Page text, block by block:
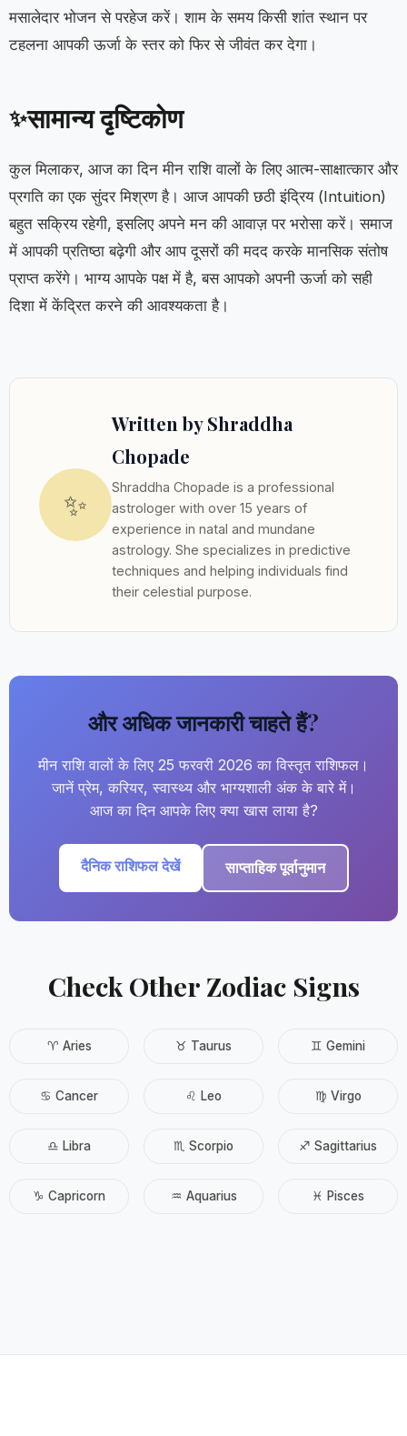
मसालेदार भोजन से परहेज करें। शाम के समय किसी शांत स्थान पर
टहलना आपकी ऊर्जा के स्तर को फिर से जीवंत कर देगा।
✨सामान्य दृष्टिकोण
कुल मिलाकर, आज का दिन मीन राशि वालों के लिए आत्म-साक्षात्कार और
प्रगति का एक सुंदर मिश्रण है। आज आपकी छठी इंद्रिय (Intuition)
बहुत सक्रिय रहेगी, इसलिए अपने मन की आवाज़ पर भरोसा करें। समाज
में आपकी प्रतिष्ठा बढ़ेगी और आप दूसरों की मदद करके मानसिक संतोष
प्राप्त करेंगे। भाग्य आपके पक्ष में है, बस आपको अपनी ऊर्जा को सही
दिशा में केंद्रित करने की आवश्यकता है।
✨
Written by Shraddha
Chopade
Shraddha Chopade is a professional
astrologer with over 15 years of
experience in natal and mundane
astrology. She specializes in predictive
techniques and helping individuals find
their celestial purpose.
और अधिक जानकारी चाहते हैं?
मीन राशि वालों के लिए 25 फरवरी 2026 का विस्तृत राशिफल।
जानें प्रेम, करियर, स्वास्थ्य और भाग्यशाली अंक के बारे में।
आज का दिन आपके लिए क्या खास लाया है?
दैनिक राशिफल देखें साप्ताहिक पूर्वानुमान
Check Other Zodiac Signs
♈ Aries ♉ Taurus ♊ Gemini
♋ Cancer ♌ Leo ♍ Virgo
♎ Libra ♏ Scorpio ♐ Sagittarius
♑ Capricorn ♒ Aquarius ♓ Pisces